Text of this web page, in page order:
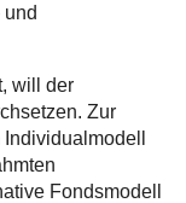
will der
Zur
Fondsmodell